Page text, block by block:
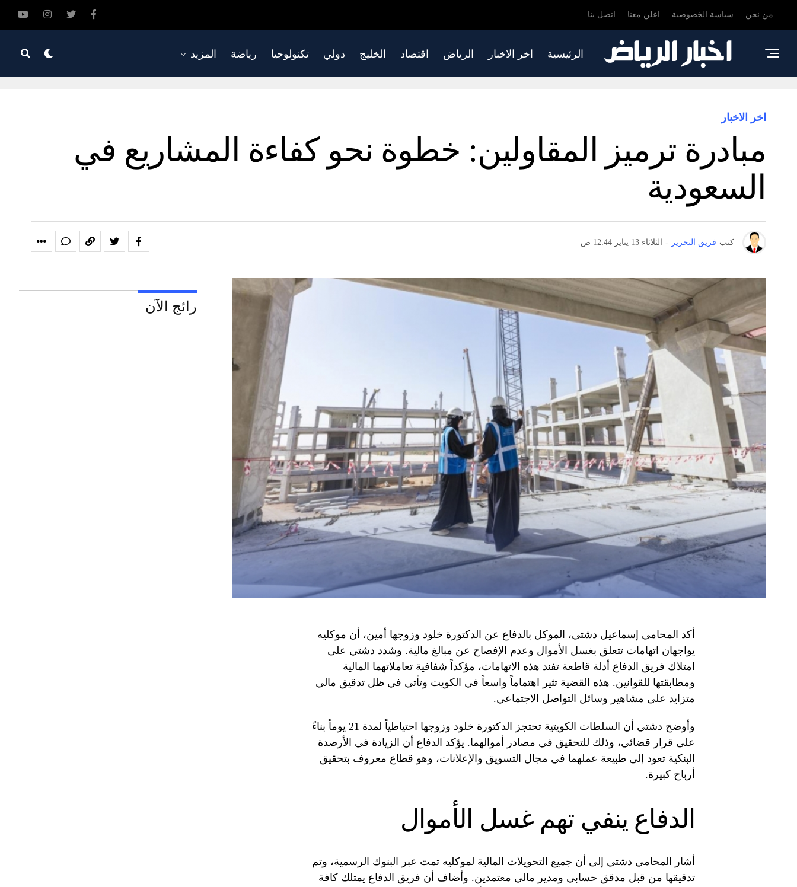
من نحن سياسة الخصوصية اعلن معنا اتصل بنا
الرئيسية اخر الاخبار الرياض اقتصاد الخليج دولي تكنولوجيا رياضة المزيد
اخر الاخبار
مبادرة ترميز المقاولين: خطوة نحو كفاءة المشاريع في
السعودية
كتب فريق التحرير - الثلاثاء 13 يناير 12:44 ص
أكد المحامي إسماعيل دشتي، الموكل بالدفاع عن الدكتورة خلود وزوجها أمين، أن موكليه
يواجهان اتهامات تتعلق بغسل الأموال وعدم الإفصاح عن مبالغ مالية. وشدد دشتي على
امتلاك فريق الدفاع أدلة قاطعة تفند هذه الاتهامات، مؤكداً شفافية تعاملاتهما المالية
ومطابقتها للقوانين. هذه القضية تثير اهتماماً واسعاً في الكويت وتأتي في ظل تدقيق مالي
متزايد على مشاهير وسائل التواصل الاجتماعي.
وأوضح دشتي أن السلطات الكويتية تحتجز الدكتورة خلود وزوجها احتياطياً لمدة 21 يوماً بناءً
على قرار قضائي، وذلك للتحقيق في مصادر أموالهما. يؤكد الدفاع أن الزيادة في الأرصدة
البنكية تعود إلى طبيعة عملهما في مجال التسويق والإعلانات، وهو قطاع معروف بتحقيق
أرباح كبيرة.
الدفاع ينفي تهم غسل الأموال
أشار المحامي دشتي إلى أن جميع التحويلات المالية لموكليه تمت عبر البنوك الرسمية، وتم
تدقيقها من قبل مدقق حسابي ومدير مالي معتمدين. وأضاف أن فريق الدفاع يمتلك كافة
رائج الآن